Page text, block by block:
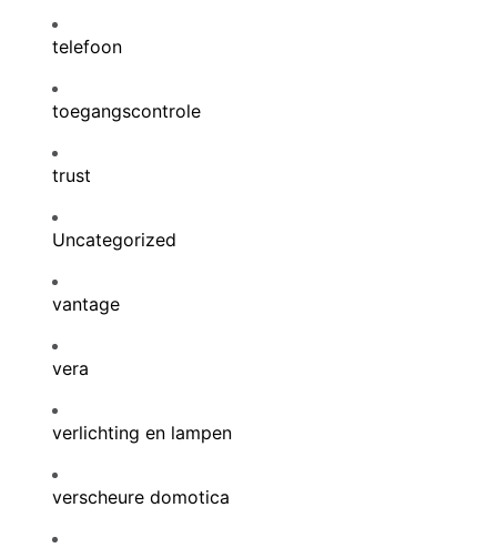
telefoon
toegangscontrole
trust
Uncategorized
vantage
vera
verlichting en lampen
verscheure domotica